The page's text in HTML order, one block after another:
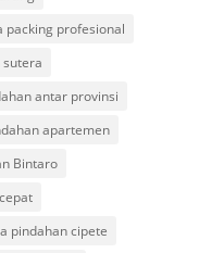
packing profesional
sutera
antar provinsi
apartemen
Bintaro
pindahan cipete